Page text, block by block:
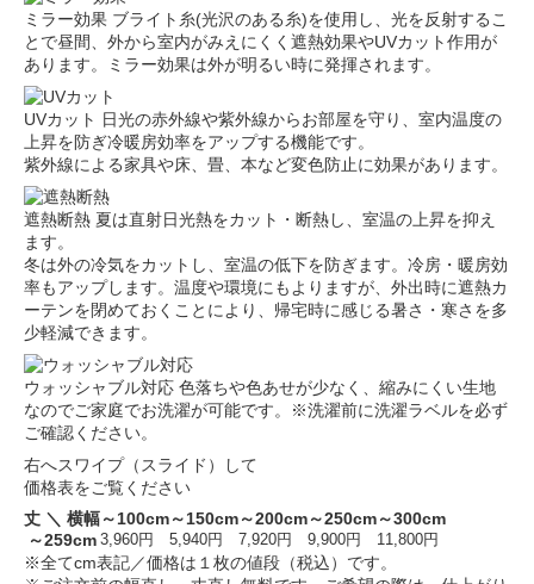
ミラー効果 ブライト糸(光沢のある糸)を使用し、光を反射するこ
とで昼間、外から室内がみえにくく遮熱効果やUVカット作用が
あります。ミラー効果は外が明るい時に発揮されます。
UVカット 日光の赤外線や紫外線からお部屋を守り、室内温度の
上昇を防ぎ冷暖房効率をアップする機能です。
紫外線による家具や床、畳、本など変色防止に効果があります。
遮熱断熱 夏は直射日光熱をカット・断熱し、室温の上昇を抑え
ます。
冬は外の冷気をカットし、室温の低下を防ぎます。冷房・暖房効
率もアップします。温度や環境にもよりますが、外出時に遮熱カ
ーテンを閉めておくことにより、帰宅時に感じる暑さ・寒さを多
少軽減できます。
ウォッシャブル対応 色落ちや色あせが少なく、縮みにくい生地
なのでご家庭でお洗濯が可能です。※洗濯前に洗濯ラベルを必ず
ご確認ください。
右へスワイプ（スライド）して
価格表をご覧ください
丈 ＼ 横幅～100cm～150cm～200cm～250cm～300cm
～259cm 3,960円 5,940円 7,920円 9,900円 11,800円
※全てcm表記／価格は１枚の値段（税込）です。